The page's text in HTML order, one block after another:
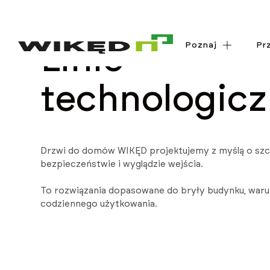
Poznaj
Poznaj
Linie
Drzwi do domów WIKĘD projektujemy z myślą o
bezpieczeństwie i wyglądzie wejścia.
To rozwiązania dopasowane do bryły budynku,
codziennego użytkowania.